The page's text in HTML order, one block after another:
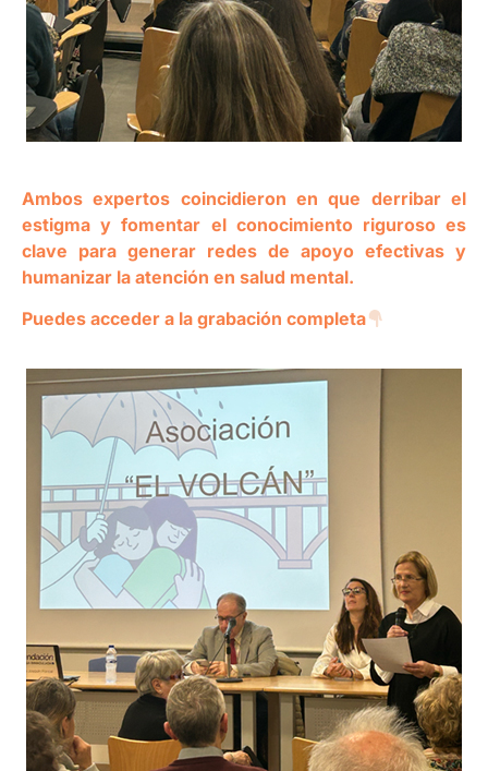
Ambos expertos coincidieron en que derribar el
estigma y fomentar el conocimiento riguroso es
clave para generar redes de apoyo efectivas y
humanizar la atención en salud mental.
Puedes acceder a la grabación completa